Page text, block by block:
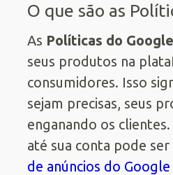
O que são as
As Políticas do
seus produtos na
consumidores. Isso
sejam precisas, seus
enganando os
até sua conta pode
de anúncios do